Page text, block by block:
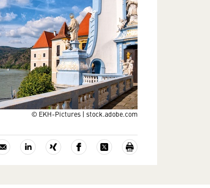
© EKH-Pictures | stock.adobe.com